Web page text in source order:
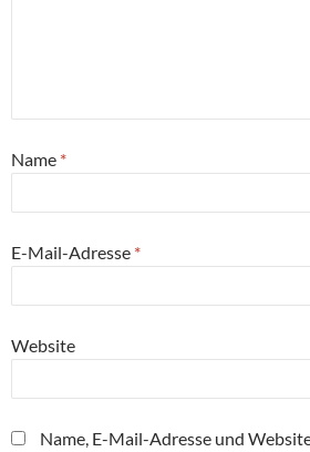
Name *
E-Mail-Adresse *
Website
Name, E-Mail-Adresse und